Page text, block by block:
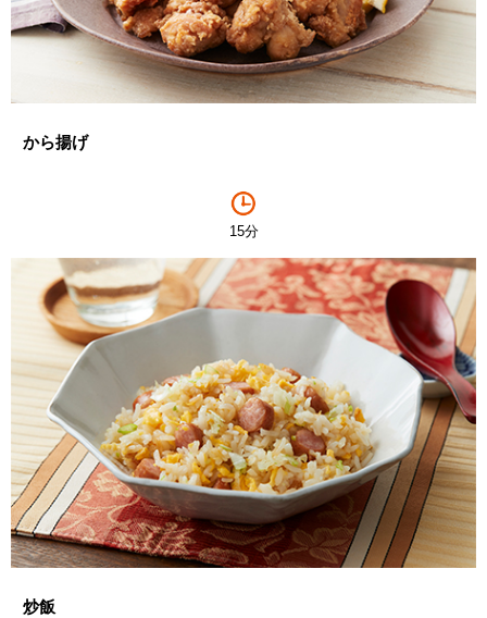
から揚げ
15分
炒飯